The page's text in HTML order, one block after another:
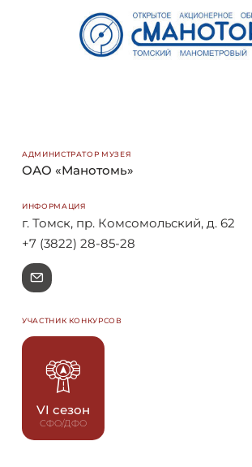
АДМИНИСТРАТОР МУЗЕЯ
ОАО «Манотомь»
ИНФОРМАЦИЯ
г. Томск, пр. Комсомольский, д. 62
+7 (3822) 28-85-28
e
УЧАСТНИК КОНКУРСОВ
VI сезон
СФО/ДФО